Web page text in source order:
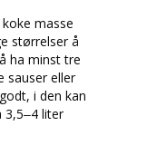
masse
størrelser å
ha minst tre
sauser eller
i den kan
3,5–4 liter